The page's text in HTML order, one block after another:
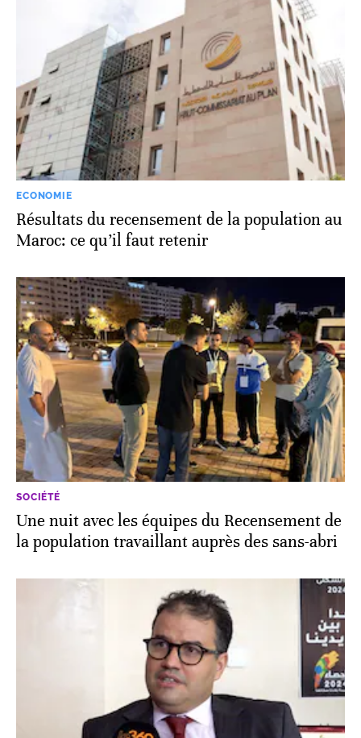
ECONOMIE
Résultats du recensement de la population au
Maroc: ce qu’il faut retenir
SOCIÉTÉ
Une nuit avec les équipes du Recensement de
la population travaillant auprès des sans-abri